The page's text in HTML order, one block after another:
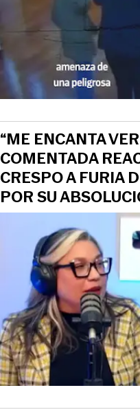
“ME ENCANTA
COMENTADA
CRESPO A FURIA
POR SU